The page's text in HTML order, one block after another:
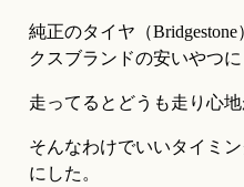
純正のタイヤ（
クスブランドの安いやつに
走ってるとどうも走り心
そんなわけでいいタイミ
にした。